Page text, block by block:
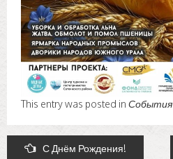
This entry was posted in События
Post С Днём Рождения!